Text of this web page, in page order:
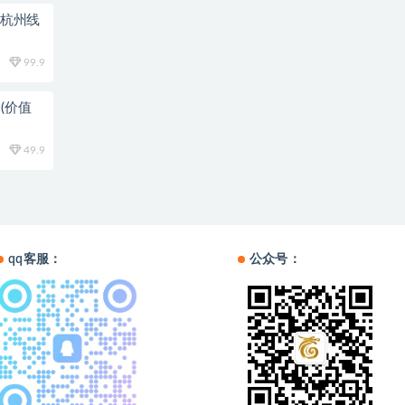
州线
99.9
价值
49.9
qq客服： 公众号：